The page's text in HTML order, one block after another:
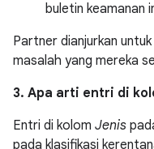
buletin keamanan
Partner dianjurkan
masalah yang mereka
3. Apa arti entri di
Entri di kolom Jenis
pada klasifikasi